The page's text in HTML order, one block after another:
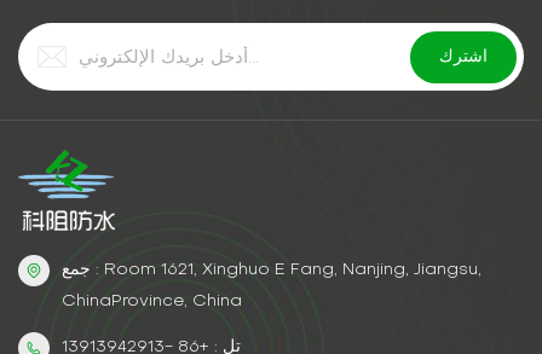
جمع : Room 1621, Xinghuo E Fang, Nanjing, Jiangsu,
ChinaProvince, China
تل : +86 -13913942913